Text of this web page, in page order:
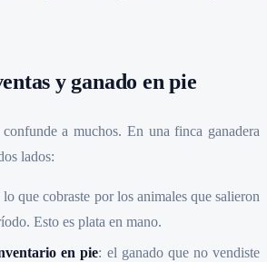
y ganado en pie
a muchos. En una finca ganadera
lados:
lo que cobraste por los animales que salieron
Esto es plata en mano.
en pie: el ganado que no vendiste